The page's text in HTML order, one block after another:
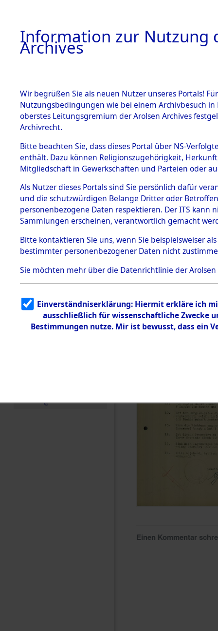
BESTÄNDE
1.
mente
5. Verschiedenes
5.3
Todesmärsche
5.3.1 Alliierte
Erhebungen
zu
Todesmärsch
en
5.3.2
g
5.3.3
Todesmärsch
e
von
Toter aus
Ort ihrer
0002
Einen Kommentar
Information zur Nutzung
Archives
Wir begrüßen Sie als neuen Nutzer unseres Portals!
Nutzungsbedingungen wie bei einem Archivbesuch
oberstes Leitungsgremium der Arolsen Archives
Archivrecht.
Bitte beachten Sie, dass dieses Portal über NS-
enthält. Dazu können Religionszugehörigkeit,
Mitgliedschaft in Gewerkschaften und Parteien oder
Als Nutzer dieses Portals sind Sie persönlich dafür
und die schutzwürdigen Belange Dritter oder
personenbezogene Daten respektieren. Der ITS
Sammlungen erscheinen, verantwortlich gemacht
Bitte kontaktieren Sie uns, wenn Sie beispielsweiser
bestimmter personenbezogener Daten nicht
Sie möchten mehr über die Datenrichtlinie der Arolsen
Einverständniserklärung: Hiermit erkläre ich
ausschließlich für wissenschaftliche Zwecke
Bestimmungen nutze. Mir ist bewusst, dass ein